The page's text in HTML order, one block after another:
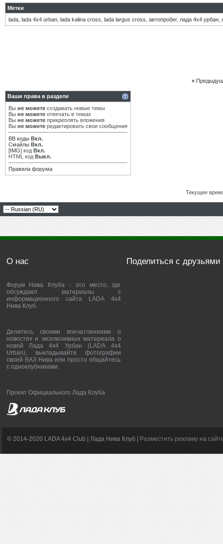
Метки
lada lada 4x4 urban lada kalina cross lada largus cross автопробег, лада 4х4 урбан
«
Ваши права в разделе
Вы не можете создавать новые темы
Вы не можете отвечать в темах
Вы не можете прикреплять вложения
Вы не можете редактировать свои сообщения
BB коды Вкл.
Смайлы Вкл.
[IMG] код Вкл.
HTML код Выкл.
Правила форума
Текущее
О нас
Форум Нива Клуба - это место, где
обсуждают материалы с
информационного сайта LADA 4x4
Нива Клуб.
Делитесь своими впечатлениями о
новостях и эксклюзивных материала о
новой Лада 4х4 Урбан (LADA 4x4
Urban), выкладывайте фотографии
своей ВАЗ Нива или просто общайтесь
с одноклубниками.
Проект Официального Лада Клуба
Поделиться с друзьями
© 2014-2020 LADA 4x4 Club | Лада Нива Клуб | Разместить рекламу на